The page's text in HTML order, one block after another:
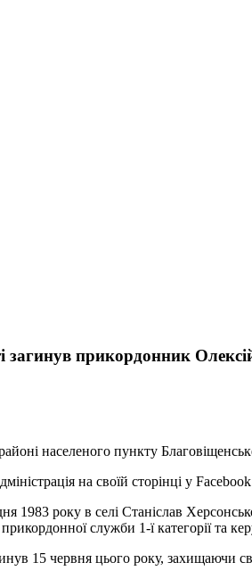
загинув прикордонник
населеного пункту
на своїй сторінці у
1983 року в селі Станіслав
служби 1-ї категорії та
15 червня цього року, захищаючи